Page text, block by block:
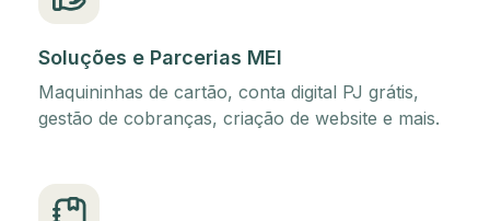
Soluções e Parcerias MEI
Maquininhas de cartão, conta digital PJ grátis,
gestão de cobranças, criação de website e mais.